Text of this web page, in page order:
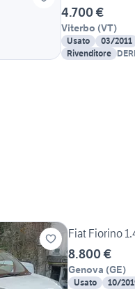
4.700 €
Viterbo (VT)
Usato 03/2011
Rivenditore
Fiat Fiorino
8.800 €
Genova (GE)
Usato 10/